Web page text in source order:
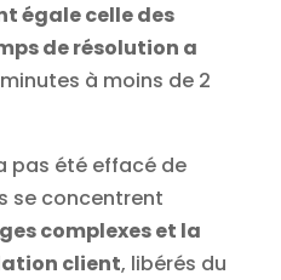
égale celle des
de résolution a
à moins de 2
pas été effacé de
se concentrent
complexes et la
client, libérés du